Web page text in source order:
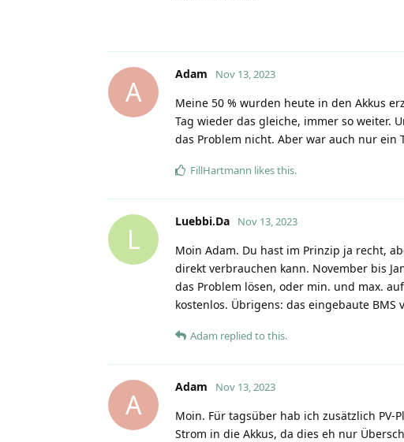
A
Adam Nov 13, 2023
Meine 50 % wurden heute in den Akkus
Tag wieder das gleiche, immer so weiter.
das Problem nicht. Aber war auch nur ein
FillHartmann likes this.
L
Luebbi.Da Nov 13, 2023
Moin Adam. Du hast im Prinzip ja recht,
direkt verbrauchen kann. November bis
das Problem lösen, oder min. und max.
kostenlos. Übrigens: das eingebaute
Adam replied to this.
A
Adam Nov 13, 2023
Moin. Für tagsüber hab ich zusätzlich PV-
Strom in die Akkus, da dies eh nur